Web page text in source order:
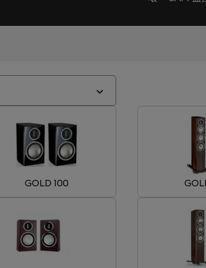
GOLD 100